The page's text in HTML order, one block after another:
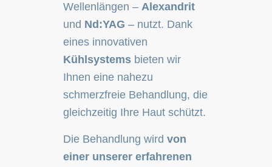
Wellenlängen – Alexandrit
und Nd:YAG – nutzt. Dank
eines innovativen
Kühlsystemsbieten wir
Ihnen eine nahezu
schmerzfreie Behandlung, die
gleichzeitig Ihre Haut schützt.
Die Behandlung wird von
einer unserer erfahrenen